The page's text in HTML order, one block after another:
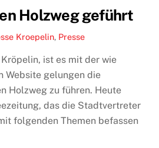
Holzweg geführt
Kroepelin, Presse
ist es mit der wie
Website gelungen die
Holzweg zu führen. Heute
das die Stadtvertreter
folgenden Themen befassen